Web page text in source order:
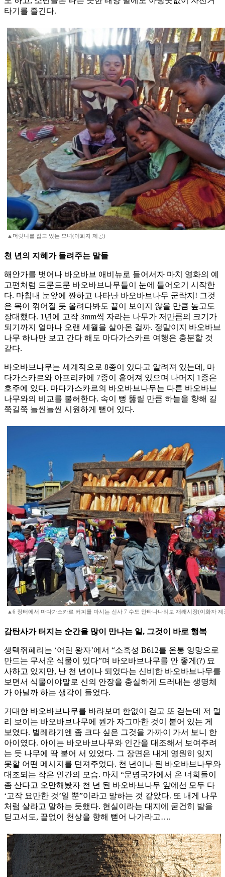
타기를 즐긴다.
▲머릿니를 잡고 있는 모녀(이화자 제공)
천 년의 지혜가 들려주는 말들
해안가를 벗어나 바오바브 애비뉴로 들어서자 마치 영화의 예
고편처럼 드문드문 바오바브나무들이 눈에 들어오기 시작한
다. 마침내 눈앞에 짠하고 나타난 바오바브나무 군락지! 그것
은 목이 꺾어질 듯 올려다봐도 끝이 보이지 않을 만큼 높고도
장대했다. 1년에 고작 3mm씩 자라는 나무가 저만큼의 크기가
되기까지 얼마나 오랜 세월을 살아온 걸까. 정말이지 바오바브
나무 하나만 보고 간다 해도 마다가스카르 여행은 충분할 것
같다.
바오바브나무는 세계적으로 8종이 있다고 알려져 있는데, 마
다가스카르와 아프리카에 7종이 흩어져 있으며 나머지 1종은
호주에 있다. 마다가스카르의 바오바브나무는 다른 바오바브
나무와의 비교를 불허한다. 속이 뻥 뚫릴 만큼 하늘을 향해 길
쭉길쭉 늘씬늘씬 시원하게 뻗어 있다.
▲6 장터에서 마다가스카르 커피를 마시는 신사 7 수도 안타나나리보 재래시장(이화자 제
감탄사가 터지는 순간을 많이 만나는 일, 그것이 바로 행복
생텍쥐페리는 ‘어린 왕자’에서 “소혹성 B612를 온통 엉망으로
만드는 무서운 식물이 있다”며 바오바브나무를 안 좋게(?) 묘
사하고 있지만, 난 천 년이나 되었다는 신비한 바오바브나무를
보면서 식물이야말로 신의 안장을 충실하게 드러내는 생명체
가 아닐까 하는 생각이 들었다.
거대한 바오바브나무를 바라보며 한없이 걷고 또 걷는데 저 멀
리 보이는 바오바브나무에 뭔가 자그마한 것이 붙어 있는 게
보였다. 벌레라기엔 좀 크다 싶은 그것을 가까이 가서 보니 한
아이였다. 아이는 바오바브나무와 인간을 대조해서 보여주려
는 듯 나무에 딱 붙어 서 있었다. 그 장면은 내게 영원히 잊지
못할 어떤 메시지를 던져주었다. 천 년이나 된 바오바브나무와
대조되는 작은 인간의 모습. 마치 “문명국가에서 온 너희들이
좀 산다고 오만해봤자 천 년 된 바오바브나무 앞에선 모두 다
‘고작 요만한 것’일 뿐”이라고 말하는 것 같았다. 또 내게 나무
처럼 살라고 말하는 듯했다. 현실이라는 대지에 굳건히 발을
딛고서도, 끝없이 천상을 향해 뻗어 나가라고….